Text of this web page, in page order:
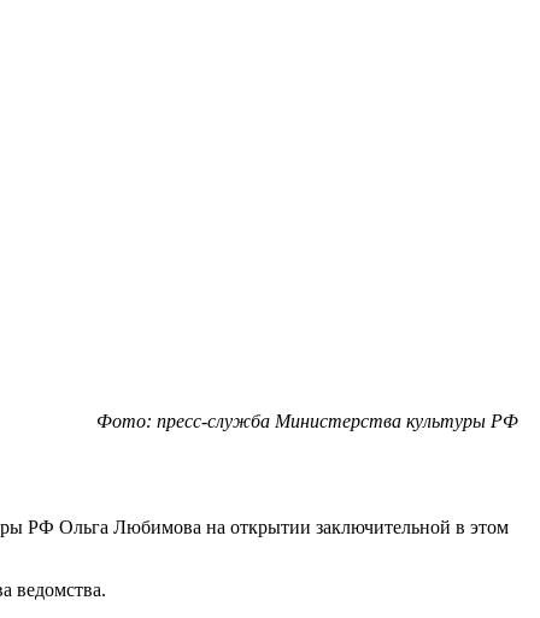
Фото: пресс-служба Министерства культуры РФ
РФ Ольга Любимова на открытии заключительной в этом
ведомства.